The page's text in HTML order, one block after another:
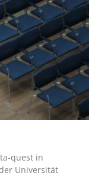
quest in
Universität